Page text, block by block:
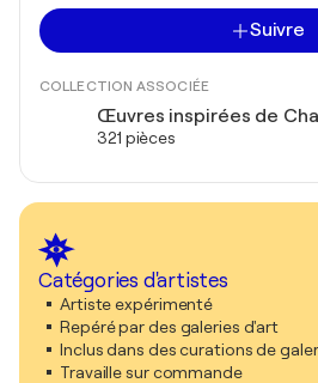
Suivre
COLLECTION ASSOCIÉE
Œuvres inspirées de
321 pièces
Catégories d'artistes
Artiste expérimenté
Repéré par des galeries d'art
Inclus dans des curations de
Travaille sur commande